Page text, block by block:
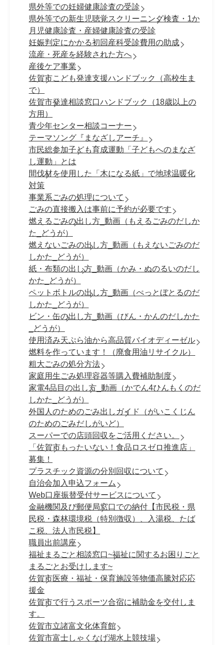
県外等での妊婦健康診査の受診
県外等での新生児聴覚スクリーニング検査・1か
月児健康診査・産婦健康診査の受診
妊娠判定にかかる初回産科受診費用の助成
流産・死産を経験された方へ
産後ケア事業
佐賀市こども発達支援ハンドブック（高校生ま
で）
佐賀市発達相談窓口ハンドブック（18歳以上の
方用）
青少年センター相談コーナー
テーマソング『まなざしアーチ』
市民総参加子ども育成運動「子どもへのまなざ
し運動」とは
間伐材を使用した「木になる紙」で地球温暖化
対策
事業系ごみの処理について
ごみの直接搬入は事前に予約が必要です
燃えるごみの出し方_動画（もえるごみのだしか
た_どうが）
燃えないごみの出し方_動画（もえないごみのだ
しかた_どうが）
紙・布類の出し方_動画（かみ・ぬのるいのだし
かた_どうが）
ペットボトルの出し方_動画（ぺっとぼとるのだ
しかた_どうが）
ビン・缶の出し方_動画（びん・かんのだしかた
_どうが）
使用済み天ぷら油から高品質バイオディーゼル
燃料を作っています！（廃食用油リサイクル）
粗大ごみの処分方法
家庭用生ごみ処理容器等購入費補助制度
家電4品目の出し方_動画（かでん4ひんもくのだ
しかた_どうが）
外国人のためのごみ出しガイド（がいこくじん
のためのごみだしがいど）
スーパーでの店頭回収をご活用ください。
「佐賀市もったいない！食品ロスゼロ推進店」
募集！
プラスチック資源の分別回収について
自治会加入申込フォーム
Web口座振替受付サービスについて
金融機関及び郵便局窓口での納付【市民税・県
民税・森林環境税（特別徴収）、入湯税、たば
こ税、法人市民税】
職員出前講座
福祉まるごと相談窓口~福祉に関するお困りごと
まるごとお受けします~
佐賀市医療・福祉・保育施設等物価高騰対応応
援金
佐賀市で行うスポーツ合宿に補助金を交付しま
す。
佐賀市立諸富文化体育館
佐賀市富士しゃくなげ湖水上競技場